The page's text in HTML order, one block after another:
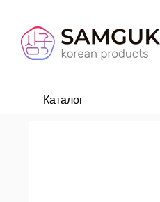
Каталог